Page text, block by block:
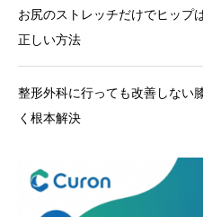
お尻のストレッチだけでヒップ
正しい方法
整形外科に行っても改善しない
く根本解決